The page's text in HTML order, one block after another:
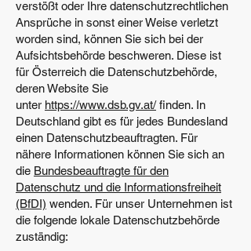
verstößt oder Ihre datenschutzrechtlichen
Ansprüche in sonst einer Weise verletzt
worden sind, können Sie sich bei der
Aufsichtsbehörde beschweren. Diese ist
für Österreich die Datenschutzbehörde,
deren Website Sie
unter https://www.dsb.gv.at/finden. In
Deutschland gibt es für jedes Bundesland
einen Datenschutzbeauftragten. Für
nähere Informationen können Sie sich an
die Bundesbeauftragte für den
Datenschutz und die Informationsfreiheit
(BfDI) wenden. Für unser Unternehmen ist
die folgende lokale Datenschutzbehörde
zuständig: